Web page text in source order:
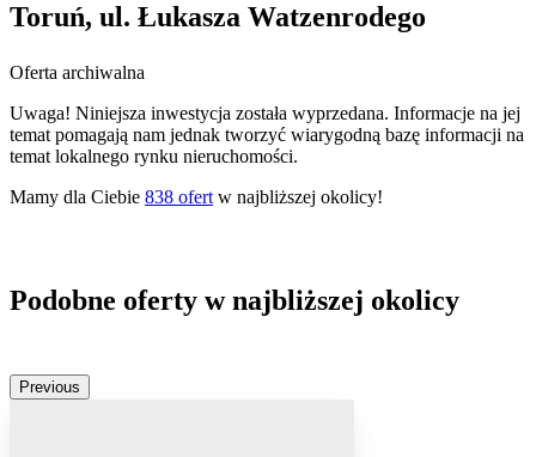
Toruń, ul. Łukasza Watzenrodego
Oferta archiwalna
Uwaga! Niniejsza inwestycja została wyprzedana. Informacje na jej
temat pomagają nam jednak tworzyć wiarygodną bazę informacji na
temat lokalnego rynku nieruchomości.
Mamy dla Ciebie 838 ofert w najbliższej okolicy!
Podobne oferty w najbliższej okolicy
Previous